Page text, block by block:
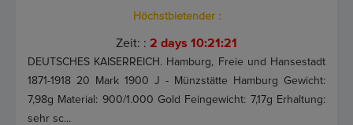
Höchstbietender :
Zeit: : 2 days 10:21:21
DEUTSCHES KAISERREICH. Hamburg, Freie und Hansestadt
1871-1918 20 Mark 1900 J - Münzstätte Hamburg Gewicht:
7,98g Material: 900/1.000 Gold Feingewicht: 7,17g Erhaltung:
sehr sc...